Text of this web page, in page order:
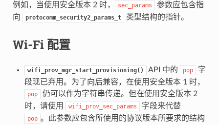
例如，当使用安全版本 2 时， sec_params
参数应包含指
向
protocomm_security2_params_t 类型结构的指针。
Wi-Fi 配置
wifi_prov_mgr_start_provisioning() API 中的 pop
字
段现已弃用。为了向后兼容，在使用安全版本 1 时，
pop
仍可以作为字符串传递。但在使用安全版本 2
时，请使用
wifi_prov_sec_params 字段来代替
pop 。此参数应包含所使用的协议版本所要求的结构